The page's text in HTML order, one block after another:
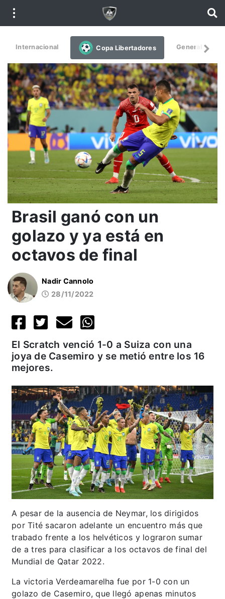
Internacional Copa Libertadores General
Brasil ganó con un
golazo y ya está en
octavos de final
Nadir Cannolo
28/11/2022
El Scratch venció 1-0 a Suiza con una
joya de Casemiro y se metió entre los 16
mejores.
A pesar de la ausencia de Neymar, los dirigidos
por Tité sacaron adelante un encuentro más que
trabado frente a los helvéticos y lograron sumar
de a tres para clasificar a los octavos de final del
Mundial de Qatar 2022.
La victoria Verdeamarelha fue por 1-0 con un
golazo de Casemiro, que llegó apenas minutos